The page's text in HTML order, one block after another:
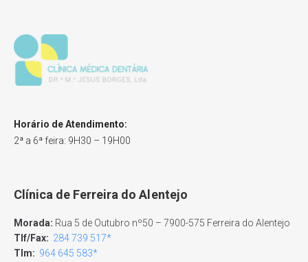
Horário de Atendimento:
2ª a 6ª feira: 9H30 – 19H00
Clínica de Ferreira do Alentejo
Morada: Rua 5 de Outubro nº50 – 7900-575 Ferreira do Alentejo
Tlf/Fax: 284 739 517*
Tlm: 964 645 583*